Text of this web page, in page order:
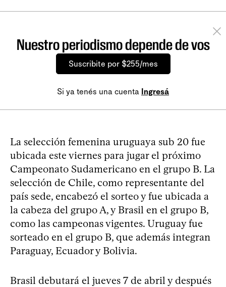
Nuestro periodismo depende de vos
Suscribite por $255/mes
Si ya tenés una cuenta Ingresá
La selección femenina uruguaya sub 20 fue
ubicada este viernes para jugar el próximo
Campeonato Sudamericano en el grupo B. La
selección de Chile, como representante del
país sede, encabezó el sorteo y fue ubicada a
la cabeza del grupo A, y Brasil en el grupo B,
como las campeonas vigentes. Uruguay fue
sorteado en el grupo B, que además integran
Paraguay, Ecuador y Bolivia.
Brasil debutará el jueves 7 de abril y después